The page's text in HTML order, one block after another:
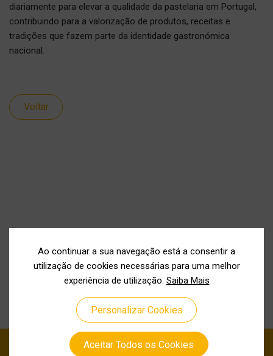
diariamente para elevar a qualidade da pastelaria em Portugal,
contribuindo para a valorização de produtos, receitas e
tradições que fazem parte da identidade gastronómica
nacional.
Voltar
Política de Privacidade
Ao continuar a sua navegação está a consentir a
utilização de cookies necessárias para uma melhor
experiência de utilização. Saiba Mais
Personalizar Cookies
Aceitar Todos os Cookies